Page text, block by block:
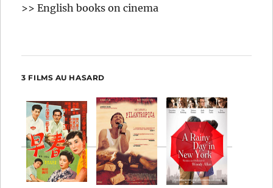
>> English books on cinema
3 FILMS AU HASARD